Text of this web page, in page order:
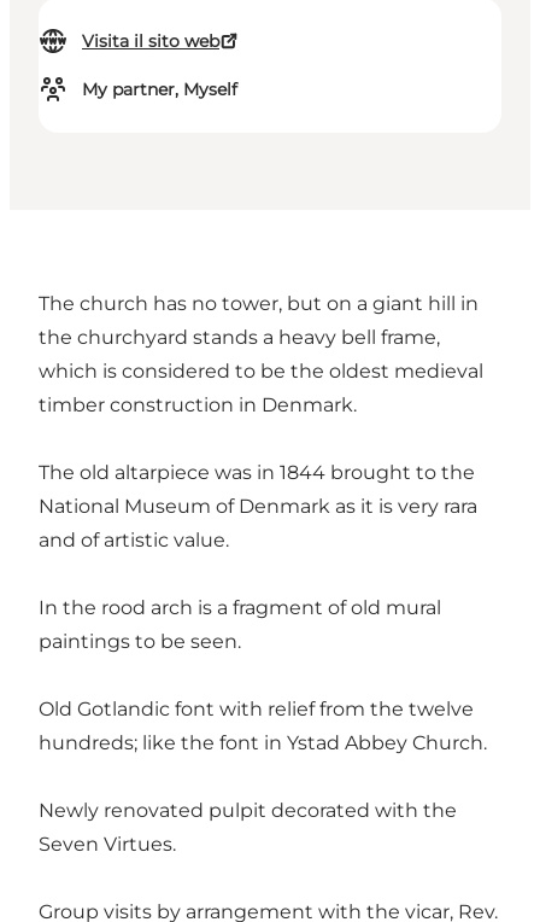
Visita il sito web
My partner, Myself
The church has no tower, but on a giant hill in
the churchyard stands a heavy bell frame,
which is considered to be the oldest medieval
timber construction in Denmark.
The old altarpiece was in 1844 brought to the
National Museum of Denmark as it is very rara
and of artistic value.
In the rood arch is a fragment of old mural
paintings to be seen.
Old Gotlandic font with relief from the twelve
hundreds; like the font in Ystad Abbey Church.
Newly renovated pulpit decorated with the
Seven Virtues.
Group visits by arrangement with the vicar, Rev.